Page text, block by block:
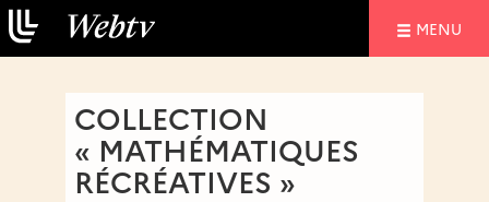
MENU
COLLECTION
« MATHÉMATIQUES
RÉCRÉATIVES »